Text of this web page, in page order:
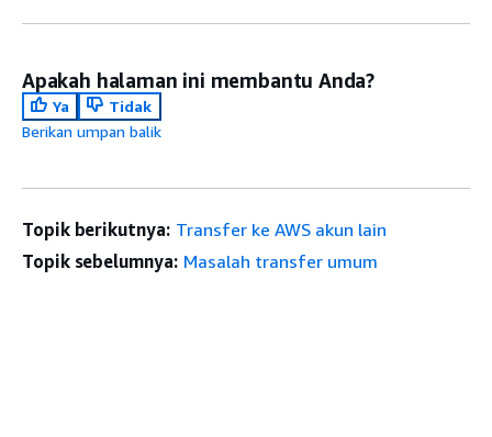
Apakah halaman ini membantu Anda?
Ya
Tidak
Berikan umpan balik
Topik berikutnya: Transfer ke AWS akun lain
Topik sebelumnya: Masalah transfer umum